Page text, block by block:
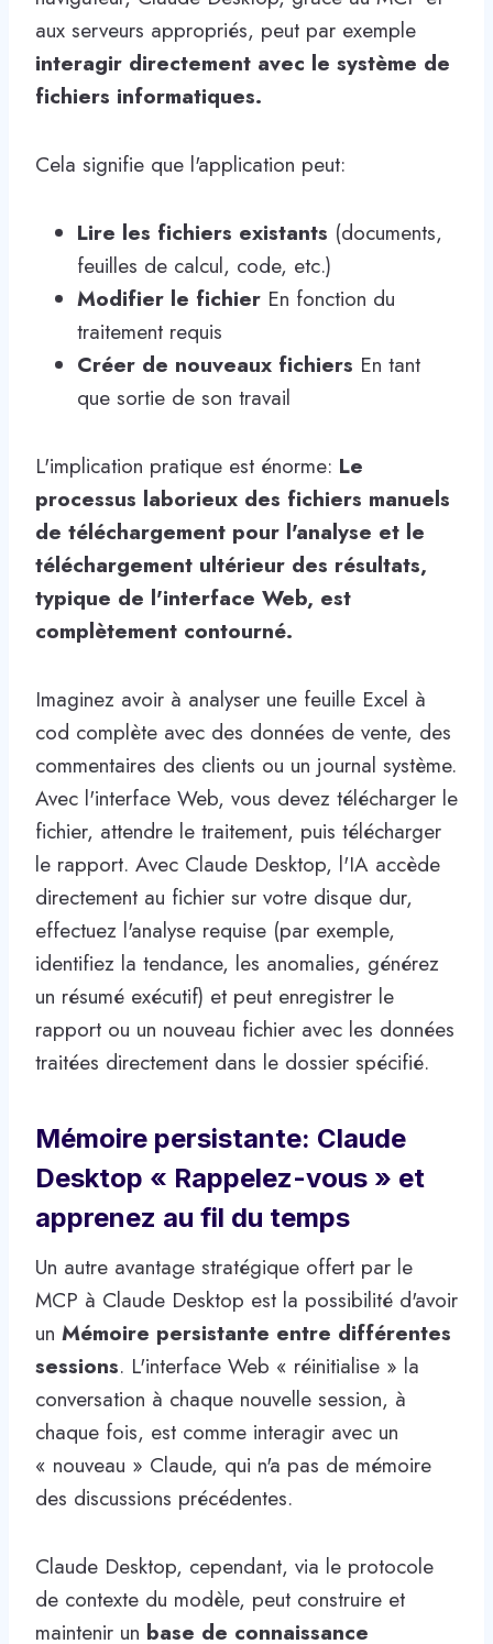
aux serveurs appropriés, peut par exemple
interagir directement avec le système de
fichiers informatiques.
Cela signifie que l'application peut:
Lire les fichiers existants (documents,
feuilles de calcul, code, etc.)
Modifier le fichier En fonction du
traitement requis
Créer de nouveaux fichiers En tant
que sortie de son travail
L'implication pratique est énorme: Le
processus laborieux des fichiers manuels
de téléchargement pour l'analyse et le
téléchargement ultérieur des résultats,
typique de l'interface Web, est
complètement contourné.
Imaginez avoir à analyser une feuille Excel à
cod complète avec des données de vente, des
commentaires des clients ou un journal système.
Avec l'interface Web, vous devez télécharger le
fichier, attendre le traitement, puis télécharger
le rapport. Avec Claude Desktop, l'IA accède
directement au fichier sur votre disque dur,
effectuez l'analyse requise (par exemple,
identifiez la tendance, les anomalies, générez
un résumé exécutif) et peut enregistrer le
rapport ou un nouveau fichier avec les données
traitées directement dans le dossier spécifié.
Mémoire persistante: Claude
Desktop « Rappelez-vous » et
apprenez au fil du temps
Un autre avantage stratégique offert par le
MCP à Claude Desktop est la possibilité d'avoir
un Mémoire persistante entre différentes
sessions. L'interface Web « réinitialise » la
conversation à chaque nouvelle session, à
chaque fois, est comme interagir avec un
« nouveau » Claude, qui n'a pas de mémoire
des discussions précédentes.
Claude Desktop, cependant, via le protocole
de contexte du modèle, peut construire et
maintenir un base de connaissance